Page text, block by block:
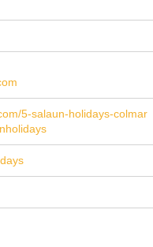
5-salaun-holidays-colmar